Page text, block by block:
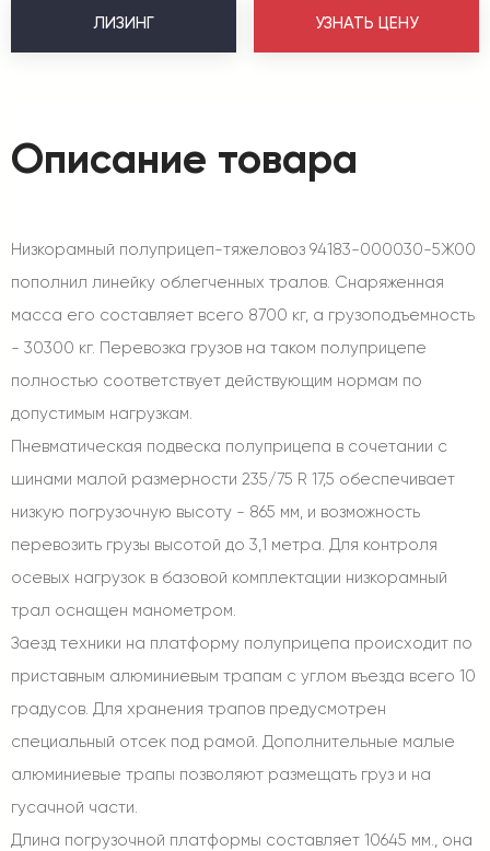
ЛИЗИНГ УЗНАТЬ ЦЕНУ
Описание товара
Низкорамный полуприцеп-тяжеловоз 94183-000030-5Ж00
пополнил линейку облегченных тралов. Снаряженная
масса его составляет всего 8700 кг, а грузоподъемность
- 30300 кг. Перевозка грузов на таком полуприцепе
полностью соответствует действующим нормам по
допустимым нагрузкам.
Пневматическая подвеска полуприцепа в сочетании с
шинами малой размерности 235/75 R 17,5 обеспечивает
низкую погрузочную высоту - 865 мм, и возможность
перевозить грузы высотой до 3,1 метра. Для контроля
осевых нагрузок в базовой комплектации низкорамный
трал оснащен манометром.
Заезд техники на платформу полуприцепа происходит по
приставным алюминиевым трапам с углом въезда всего 10
градусов. Для хранения трапов предусмотрен
специальный отсек под рамой. Дополнительные малые
алюминиевые трапы позволяют размещать груз и на
гусачной части.
Длина погрузочной платформы составляет 10645 мм., она